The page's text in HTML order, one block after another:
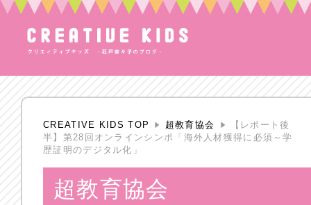
CREATIVE KIDS TOP 超教育協会
【レポート後
半】第28回オンラインシンポ「海外人材獲得に必須～学
歴証明のデジタル化」
超教育協会